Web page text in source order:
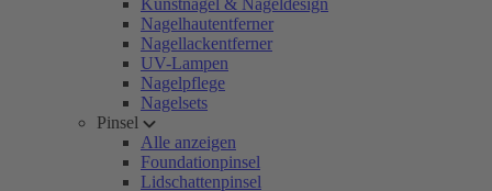
Kunstnägel & Nageldesign
Nagelhautentferner
Nagellackentferner
UV-Lampen
Nagelpflege
Nagelsets
Pinsel
Alle anzeigen
Foundationpinsel
Lidschattenpinsel